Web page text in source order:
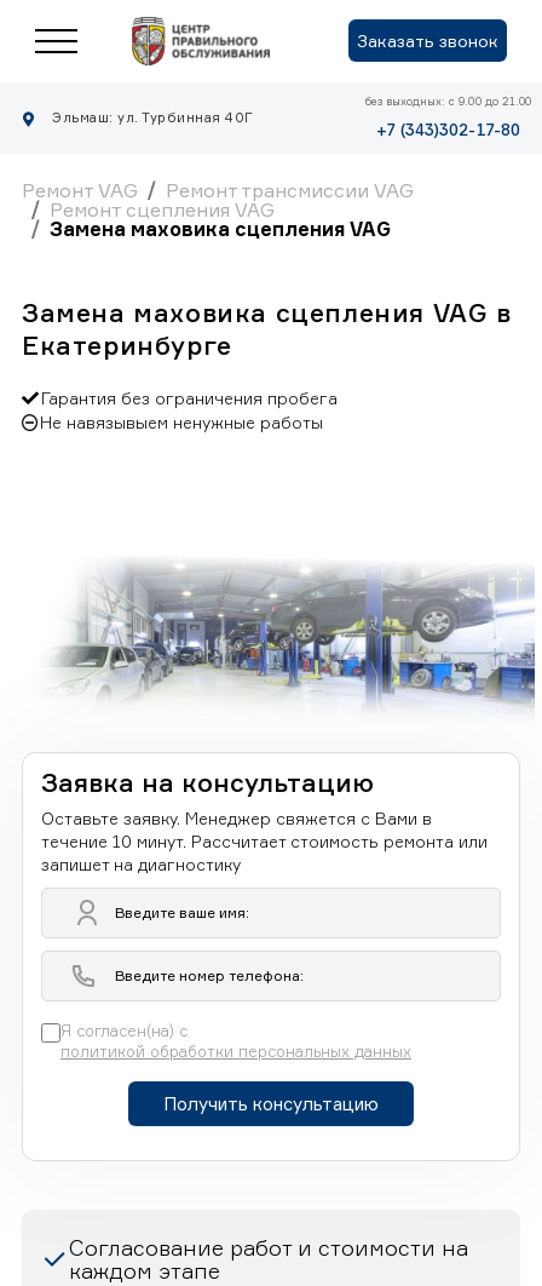
Заказать звонок
Эльмаш: ул. Турбинная 40Г
без выходных: с 9.00 до 21.00
+7 (343)302-17-80
Ремонт VAG
Ремонт трансмиссии VAG
Ремонт сцепления VAG
Замена маховика сцепления VAG
Замена маховика сцепления VAG в
Екатеринбурге
Гарантия без ограничения пробега
Не навязывыем ненужные работы
Заявка на консультацию
Оставьте заявку. Менеджер свяжется с Вами в
течение 10 минут. Рассчитает стоимость ремонта или
запишет на диагностику
Я согласен(на) с
политикой обработки персональных данных
Получить консультацию
Согласование работ и стоимости на
каждом этапе